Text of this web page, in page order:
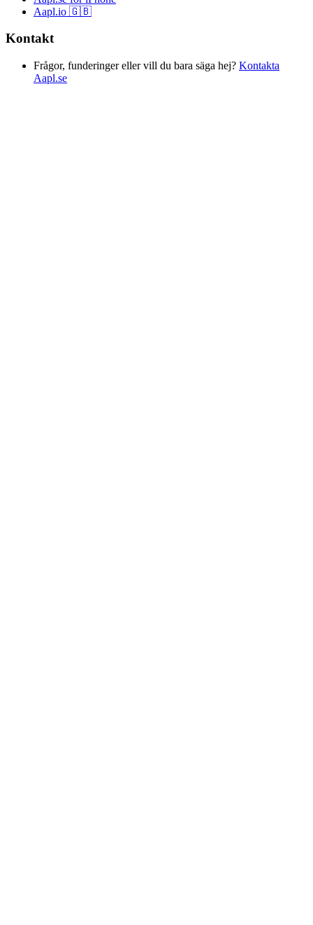
Aapl.io 🇬🇧
Kontakt
Frågor, funderinger eller vill du bara säga hej? Kontakta
Aapl.se